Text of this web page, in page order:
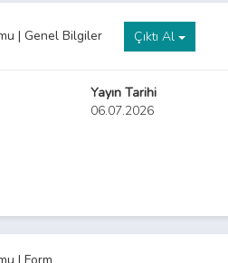
| Genel Bilgiler Çıktı Al
Yayın Tarihi
06.07.2026